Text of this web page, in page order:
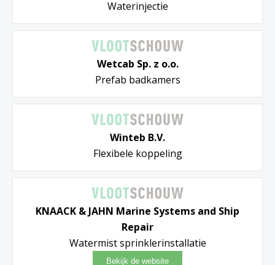
Waterinjectie
Wetcab Sp. z o.o.
Prefab badkamers
Winteb B.V.
Flexibele koppeling
KNAACK & JAHN Marine Systems and Ship
Repair
Watermist sprinklerinstallatie